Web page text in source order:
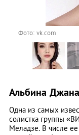
Фото: vk.com
Альбина
Одна из самых
солистка группы
Меладзе. В числе